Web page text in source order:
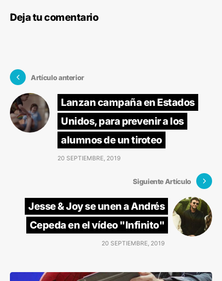
Deja tu comentario
Artículo anterior
Lanzan campaña en Estados
Unidos, para prevenir a los
alumnos de un tiroteo
20 SEPTIEMBRE, 2019
Siguiente Artículo
Jesse & Joy se unen a Andrés
Cepeda en el vídeo "Infinito"
20 SEPTIEMBRE, 2019